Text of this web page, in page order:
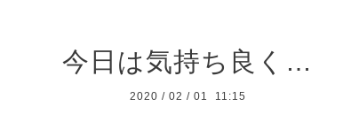
今日は気持ち良く…
2020 / 02 / 01 11:15